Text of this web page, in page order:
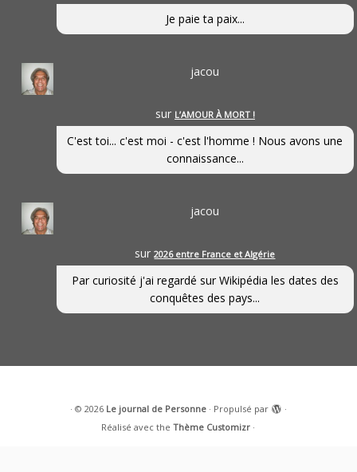
Je paie ta paix...
jacou
sur L’AMOUR À MORT !
C'est toi... c'est moi - c'est l'homme ! Nous avons une
connaissance...
jacou
sur2026 entre France et Algérie
Par curiosité j'ai regardé sur Wikipédia les dates des
conquêtes des pays...
· © 2026 Le journal de Personne· Propulsé par
·
Réalisé avec theThème Customizr ·